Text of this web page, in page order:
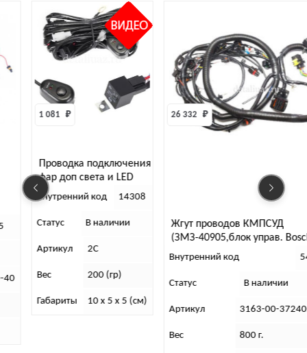
40
Проводка подключения
фар доп света и LED
балок (для 1 фары)
1 081 ₽
Внутренний код 14308
Статус В наличии
Артикул 2С
Вес 200 (гр)
Габариты 10 x 5 x 5 (см)
Жгут проводов КМПСУД
(ЗМЗ-40905,блок управ.
S07 321)
26 332 ₽
Внутренний код
Статус В наличии
Артикул 3163-00-
Вес 800 г.